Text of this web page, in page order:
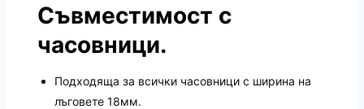
Съвместимост с
часовници.
Подходяща за всички часовници с ширина на
лъговете 18мм.